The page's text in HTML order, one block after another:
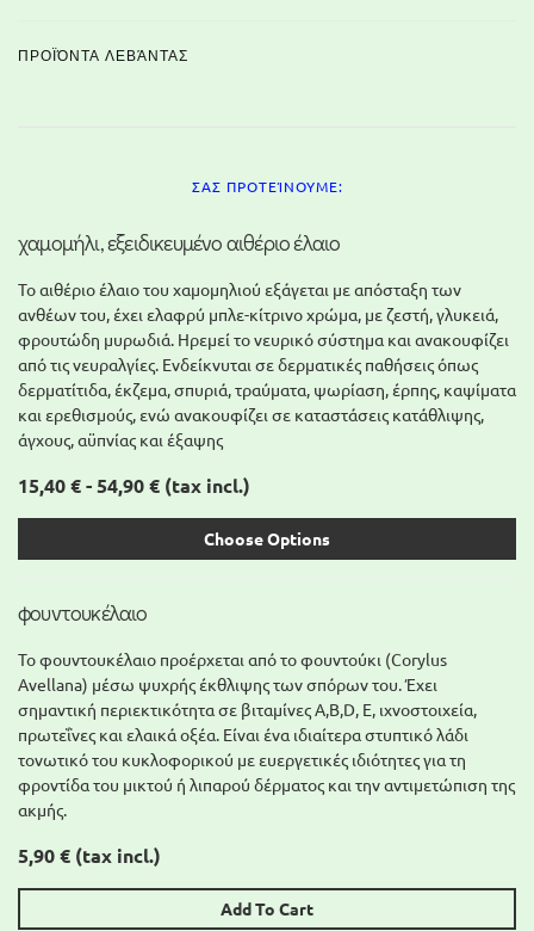
ΠΡΟΪΌΝΤΑ ΛΕΒΆΝΤΑΣ
ΣΑΣ ΠΡΟΤΕΊΝΟΥΜΕ:
χαμομήλι, εξειδικευμένο αιθέριο έλαιο
Το αιθέριο έλαιο του χαμομηλιού εξάγεται με απόσταξη των
ανθέων του, έχει ελαφρύ μπλε-κίτρινο χρώμα, με ζεστή, γλυκειά,
φρουτώδη μυρωδιά. Ηρεμεί το νευρικό σύστημα και ανακουφίζει
από τις νευραλγίες. Ενδείκνυται σε δερματικές παθήσεις όπως
δερματίτιδα, έκζεμα, σπυριά, τραύματα, ψωρίαση, έρπης, καψίματα
και ερεθισμούς, ενώ ανακουφίζει σε καταστάσεις κατάθλιψης,
άγχους, αϋπνίας και έξαψης
15,40 € - 54,90 € (tax incl.)
Choose Options
φουντουκέλαιο
Το φουντουκέλαιο προέρχεται από το φουντούκι (Corylus
Avellana) μέσω ψυχρής έκθλιψης των σπόρων του. Έχει
σημαντική περιεκτικότητα σε βιταμίνες A,Β,D, Ε, ιχνοστοιχεία,
πρωτεΐνες και ελαικά οξέα. Είναι ένα ιδιαίτερα στυπτικό λάδι
τονωτικό του κυκλοφορικού με ευεργετικές ιδιότητες για τη
φροντίδα του μικτού ή λιπαρού δέρματος και την αντιμετώπιση της
ακμής.
5,90 € (tax incl.)
Add To Cart